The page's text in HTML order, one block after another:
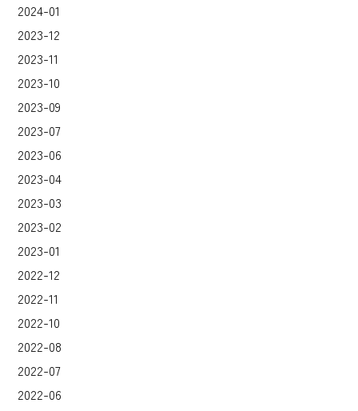
2024-01
2023-12
2023-11
2023-10
2023-09
2023-07
2023-06
2023-04
2023-03
2023-02
2023-01
2022-12
2022-11
2022-10
2022-08
2022-07
2022-06